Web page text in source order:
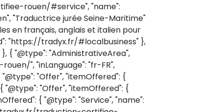
rouen/#service", "name":
"Traductrice jurée Seine-Maritime"
en français, anglais et italien pour
"https://tradyx.fr/#localbusiness" },
{ "@type": "AdministrativeArea",
", "inLanguage": "fr-FR",
"Offer", "itemOffered": {
"Offer", "itemOffered": {
{ "@type": "Service", "name":